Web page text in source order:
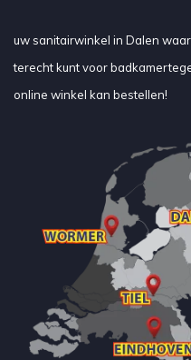
uw sanitairwinkel in Dalen
terecht kunt voor
online winkel kan bestellen!